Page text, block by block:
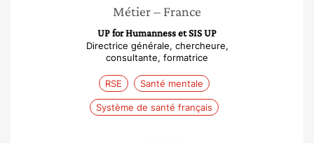
Métier– France
UP for Humanness et SIS UP
Directrice générale, chercheure,
consultante, formatrice
RSE Santé mentale
Système de santé français